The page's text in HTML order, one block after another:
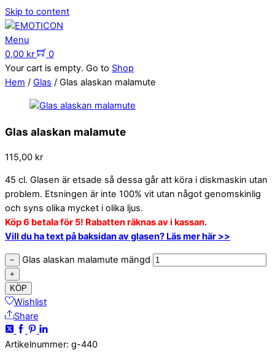
Skip to content
Menu
0,00 kr
0
Your cart is empty. Go to Shop
Hem / Glas / Glas alaskan malamute
Glas alaskan malamute
115,00 kr
45 cl. Glasen är etsade så dessa går att köra i diskmaskin utan
problem. Etsningen är inte 100% vit utan något genomskinlig
och syns olika mycket i olika ljus.
Köp 6 betala för 5! Rabatten räknas av i kassan.
Vill du ha text på baksidan av glasen? Läs mer här >>
− Glas alaskan malamute mängd
+
KÖP
Wishlist
Share
Artikelnummer: g-440